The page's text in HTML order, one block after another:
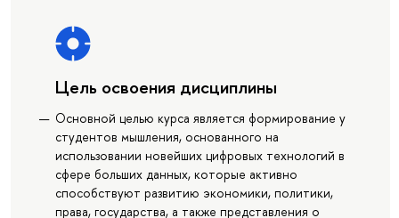
Цель освоения дисциплины
Основной целью курса является формирование у
студентов мышления, основанного на
использовании новейших цифровых технологий в
сфере больших данных, которые активно
способствуют развитию экономики, политики,
права, государства, а также представления о